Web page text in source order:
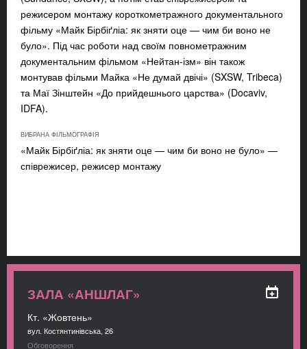
режисером монтажу короткометражного документального
фільму «Майк Бірбіґліа: як зняти оце — чим би воно не
було». Під час роботи над своїм повнометражним
документальним фільмом «Нейтан-ізм» він також
монтував фільми Майка «Не думай двічі» (SXSW, Tribeca)
та Маї Зінштейн «До прийдешнього царства» (Docaviv,
IDFA).
ВИБРАНА ФІЛЬМОГРАФІЯ
«Майк Бірбіґліа: як зняти оце — чим би воно не було» —
співрежисер, режисер монтажу
ЗАЛА «АНШЛАГ»
Кт. «Жовтень»
вул. Костянтинівська, 26
Обговорення